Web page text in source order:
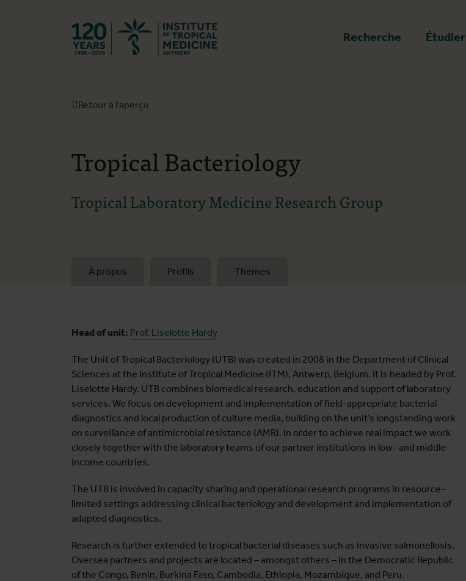
Recherche Étudier
Retour à l'aperçu
Tropical Bacteriology
Tropical Laboratory Medicine Research Group
À propos Profils Themes
Head of unit: Prof. Liselotte Hardy
The Unit of Tropical Bacteriology (UTB) was created in 2008 in the Department of Clinical
Sciences at the Institute of Tropical Medicine (ITM), Antwerp, Belgium. It is headed by Prof.
Liselotte Hardy. UTB combines biomedical research, education and support of laboratory
services. We focus on development and implementation of field-appropriate bacterial
diagnostics and local production of culture media, building on the unit’s longstanding work
on surveillance of antimicrobial resistance (AMR). In order to achieve real impact we work
closely together with the laboratory teams of our partner institutions in low- and middle-
income countries.
The UTB is involved in capacity sharing and operational research programs in resource-
limited settings addressing clinical bacteriology and development and implementation of
adapted diagnostics.
Research is further extended to tropical bacterial diseases such as invasive salmonellosis.
Oversea partners and projects are located – amongst others – in the Democratic Republic
of the Congo, Benin, Burkina Faso, Cambodia, Ethiopia, Mozambique, and Peru.